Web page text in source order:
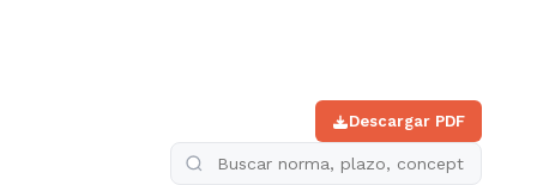
Descargar PDF